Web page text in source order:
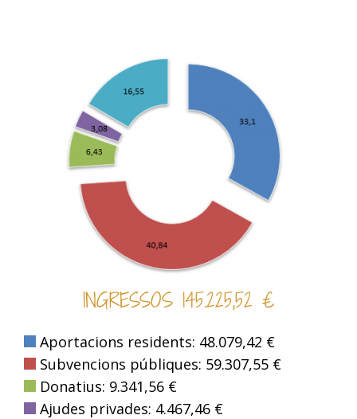
INGRESSOS 145.225,52 €
Aportacions residents: 48.079,42 €
Subvencions públiques: 59.307,55 €
Donatius: 9.341,56 €
Ajudes privades: 4.467,46 €